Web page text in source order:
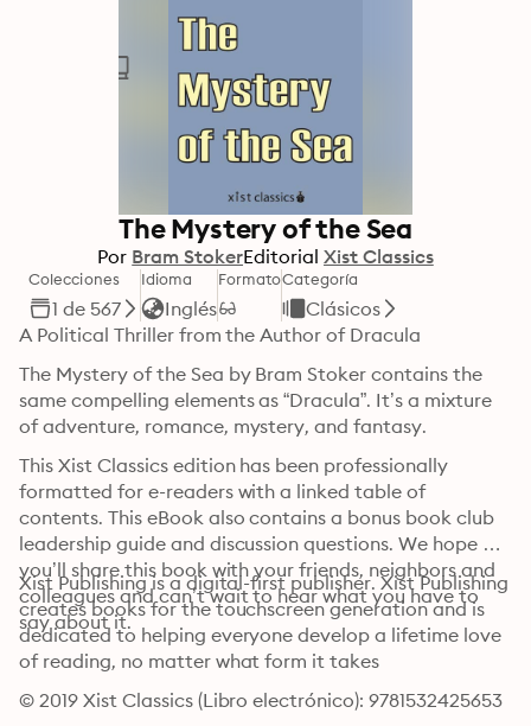
The Mystery of the Sea
Por Bram StokerEditorial Xist Classics
Colecciones
1 de 567
Idioma
Inglés
FormatoCategoría
Clásicos
A Political Thriller from the Author of Dracula
The Mystery of the Sea by Bram Stoker contains the
same compelling elements as “Dracula”. It’s a mixture
This Xist Classics edition has been professionally
formatted for e-readers with a linked table of
contents. This eBook also contains a bonus book club
leadership guide and discussion questions. We hope
you’ll share this book with your friends, neighbors and
colleagues and can’t wait to hear what you have to
say about it.
Xist Publishing is a digital-first publisher. Xist Publishing
creates books for the touchscreen generation and is
dedicated to helping everyone develop a lifetime love
of reading, no matter what form it takes
© 2019 Xist Classics (Libro electrónico): 9781532425653